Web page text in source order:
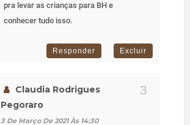
pra levar as crianças para BH e
conhecer tudo isso.
Responder Excluir
Claudia Rodrigues
Pegoraro
3 De Março De 2021 Às 14:30